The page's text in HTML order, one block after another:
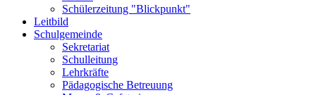
Schülerzeitung "Blickpunkt"
Leitbild
Schulgemeinde
Sekretariat
Schulleitung
Lehrkräfte
Pädagogische Betreuung